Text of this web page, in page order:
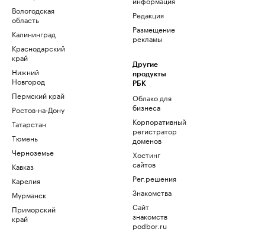
Вологодская
область
Калининград
Краснодарский
край
Нижний
Новгород
Пермский край
Ростов-на-Дону
Татарстан
Тюмень
Черноземье
Кавказ
Карелия
Мурманск
Приморский
край
Редакция
Размещение
рекламы
Другие
продукты
РБК
Облако для
бизнеса
Корпоративный
регистратор
доменов
Хостинг
сайтов
Рег.решения
Знакомства
Сайт
знакомств
podbor.ru